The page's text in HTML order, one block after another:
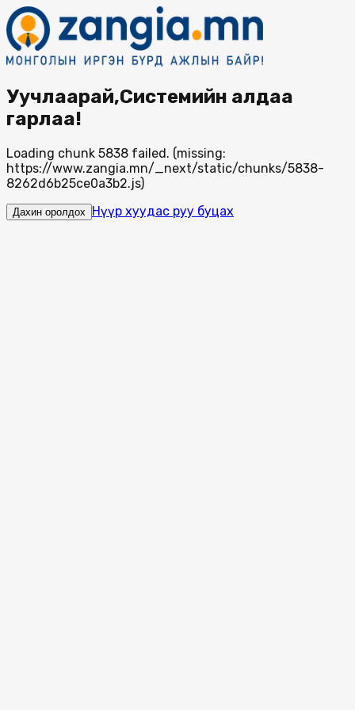
Уучлаарай,Системийн алдаа
гарлаа!
Loading chunk 5838 failed. (missing:
https://www.zangia.mn/_next/static/chunks/5838-
8262d6b25ce0a3b2.js)
Дахин оролдох Нүүр хуудас руу буцах